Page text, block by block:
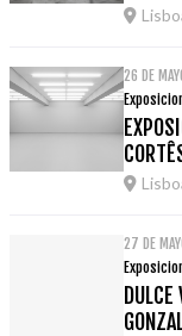
26 DE
27 DE